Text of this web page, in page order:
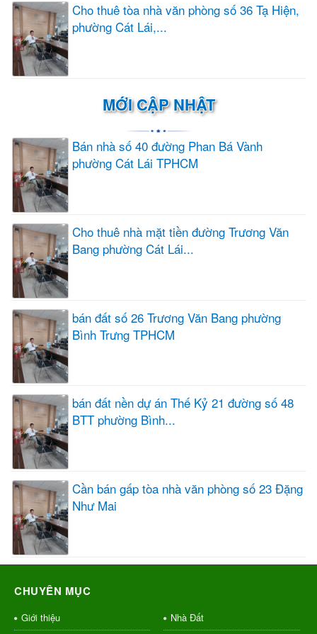
Cho thuê tòa nhà văn phòng số 36 Tạ Hiện,
phường Cát Lái,...
MỚI CẬP NHẬT
Bán nhà số 40 đường Phan Bá Vành
phường Cát Lái TPHCM
Cho thuê nhà mặt tiền đường Trương Văn
Bang phường Cát Lái...
bán đất số 26 Trương Văn Bang phường
Bình Trưng TPHCM
bán đất nền dự án Thế Kỷ 21 đường số 48
BTT phường Bình...
Cần bán gấp tòa nhà văn phòng số 23 Đặng
Như Mai
CHUYÊN MỤC
Giới thiệu
Nhà Đất